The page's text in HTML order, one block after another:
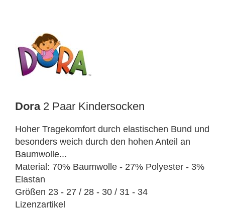
Dora 2 Paar Kindersocken
Hoher Tragekomfort durch elastischen Bund und
besonders weich durch den hohen Anteil an
Baumwolle...
Material: 70% Baumwolle - 27% Polyester - 3%
Elastan
Größen 23 - 27 / 28 - 30 / 31 - 34
Lizenzartikel